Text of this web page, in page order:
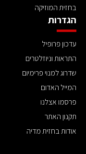
בחזית המוזיקה
הגדרות
עדכון פרופיל
התראות וניוזלטרים
שדרוג למנוי פרימיום
המייל האדום
פרסמו אצלנו
תקנון האתר
אודות בחזית מדיה